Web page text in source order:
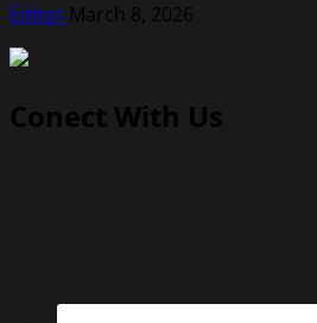
Editor March 8, 2026
Conect With Us